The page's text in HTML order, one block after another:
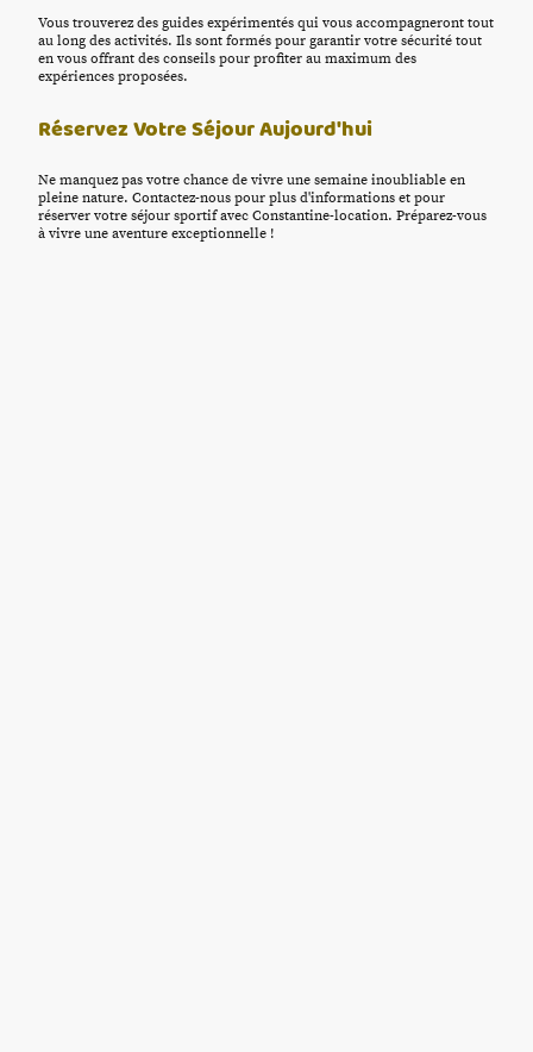
Vous trouverez des guides expérimentés qui vous accompagneront tout
au long des activités. Ils sont formés pour garantir votre sécurité tout
en vous offrant des conseils pour profiter au maximum des
expériences proposées.
Réservez Votre Séjour Aujourd'hui
Ne manquez pas votre chance de vivre une semaine inoubliable en
pleine nature. Contactez-nous pour plus d'informations et pour
réserver votre séjour sportif avec Constantine-location. Préparez-vous
à vivre une aventure exceptionnelle !